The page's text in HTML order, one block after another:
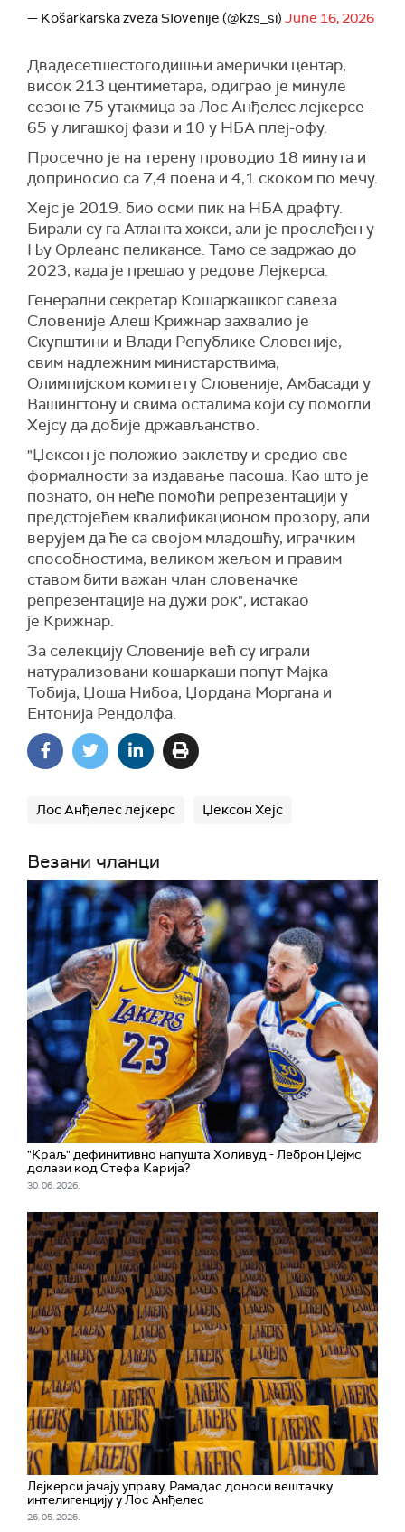
— Košarkarska zveza SIovenije (@kzs_si) June 16, 2026
Двадесетшестогодишњи амерички центар,
висок 213 центиметара, одиграо је минуле
сезоне 75 утакмица за Лос Анђелес лејкерсе -
65 у лигашкој фази и 10 у НБА плеј-офу.
Просечно је на терену проводио 18 минута и
доприносио са 7,4 поена и 4,1 скоком по мечу.
Хејс је 2019. био осми пик на НБА драфту.
Бирали су га Атланта хокси, али је прослеђен у
Њу Орлеанс пеликансе. Тамо се задржао до
2023, када је прешао у редове Лејкерса.
Генерални секретар Кошаркашког савеза
Словеније Алеш Крижнар захвалио је
Скупштини и Влади Републике Словеније,
свим надлежним министарствима,
Олимпијском комитету Словеније, Амбасади у
Вашингтону и свима осталима који су помогли
Хејсу да добије држављанство.
"Џексон је положио заклетву и средио све
формалности за издавање пасоша. Као што је
познато, он неће помоћи репрезентацији у
предстојећем квалификационом прозору, али
верујем да ће са својом младошћу, играчким
способностима, великом жељом и правим
ставом бити важан члан словеначке
репрезентације на дужи рок", истакао
је Крижнар.
За селекцију Словеније већ су играли
натурализовани кошаркаши попут Мајка
Тобија, Џоша Нибоа, Џордана Моргана и
Ентонија Рендолфа.
Лос Анђелес лејкерс Џексон Хејс
Везани чланци
"Краљ" дефинитивно напушта Холивуд - Леброн Џејмс
долази код Стефа Карија?
30. 06. 2026.
Лејкерси јачају управу, Рамадас доноси вештачку
интелигенцију у Лос Анђелес
26. 05. 2026.